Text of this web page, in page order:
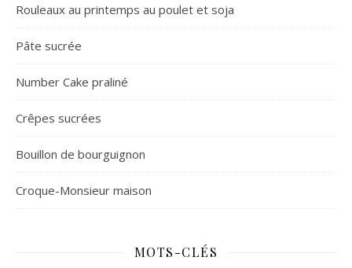
Rouleaux au printemps au poulet et soja
Pâte sucrée
Number Cake praliné
Crêpes sucrées
Bouillon de bourguignon
Croque-Monsieur maison
MOTS-CLÉS